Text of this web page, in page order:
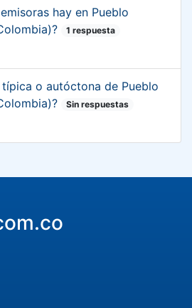
hay en Pueblo
1 respuesta
típica o autóctona de Pueblo
Sin respuestas